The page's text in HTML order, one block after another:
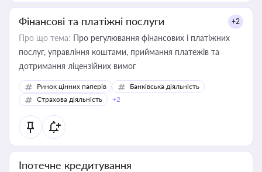
Фінансові та платіжні послуги +2
Про що тема: Про регулювання фінансових і платіжних
послуг, управління коштами, приймання платежів та
дотримання ліцензійних вимог
Ринок цінних паперів
Банківська діяльність
Страхова діяльність
+2
Іпотечне кредитування